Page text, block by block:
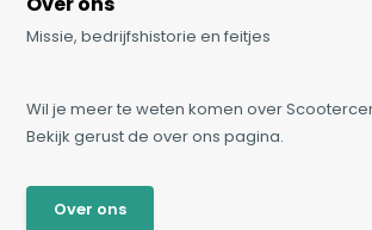
Missie, bedrijfshistorie en feitjes
Wil je meer te weten komen over
Bekijk gerust de over ons pagina.
Over ons